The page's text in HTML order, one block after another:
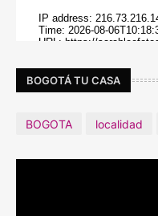
BOGOTÁ TU CASA
BOGOTA localidad